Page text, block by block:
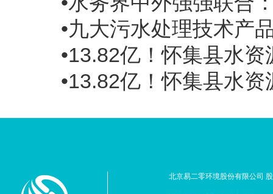
•九大污水处理技术产
•13.82亿！怀集县水
•13.82亿！怀集县水
北京易二零环境股份有限公司